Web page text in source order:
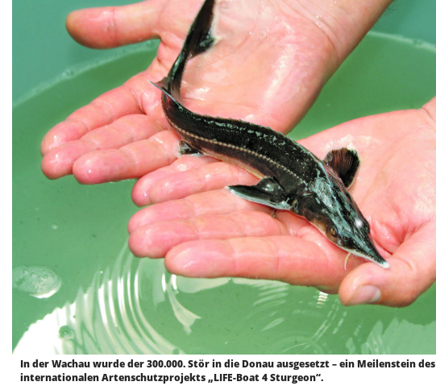
In der Wachau wurde der 300.000. Stör in die Donau ausgesetzt – ein Meilenstein des
internationalen Artenschutzprojekts „LIFE-Boat 4 Sturgeon“.